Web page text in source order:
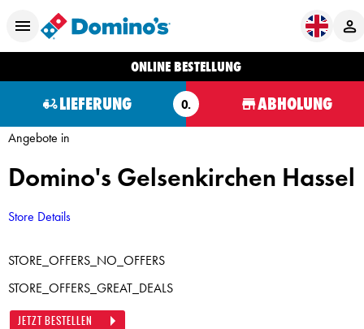
ONLINE BESTELLUNG
LIEFERUNG O. ABHOLUNG
Angebote in
Domino's Gelsenkirchen Hassel
Store Details
STORE_OFFERS_NO_OFFERS
STORE_OFFERS_GREAT_DEALS
JETZT BESTELLEN